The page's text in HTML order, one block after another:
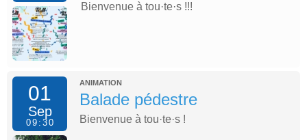
Bienvenue à tou·te·s !!!
01
Sep
09:30
ANIMATION
Balade pédestre
Bienvenue à tou·te·s !